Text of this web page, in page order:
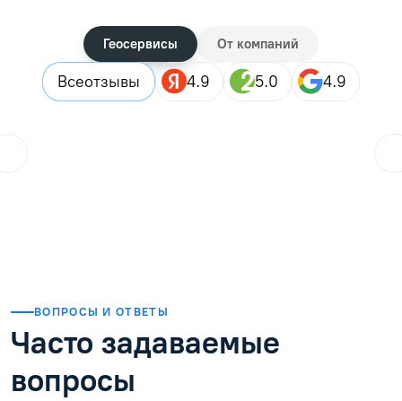
Геосервисы От компаний
Всеотзывы 4.9 5.0 4.9
ВОПРОСЫ И ОТВЕТЫ
Часто задаваемые
вопросы